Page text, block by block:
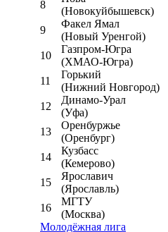
8
(Новокуйбышевск)
9
Факел Ямал
(Новый Уренгой)
10
Газпром-Югра
(ХМАО-Югра)
11
Горький
(Нижний Новгород)
12
Динамо-Урал
(Уфа)
13
Оренбуржье
(Оренбург)
14
Кузбасс
(Кемерово)
15
Ярославич
(Ярославль)
16
МГТУ
(Москва)
Молодёжная лига